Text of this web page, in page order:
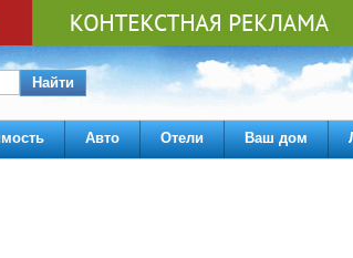
Найти
Авто Отели Ваш дом